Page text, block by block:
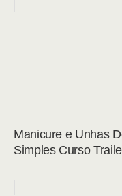
Manicure e Unhas
Simples Curso